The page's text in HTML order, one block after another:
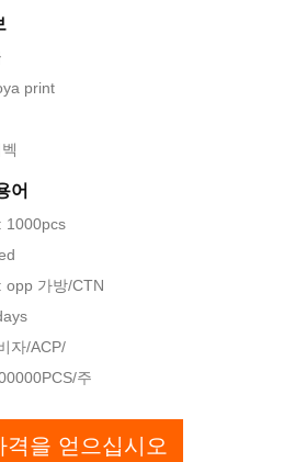
print
어
1000pcs
opp 가방/CTN
자/ACP/
주
격을 얻으십시오